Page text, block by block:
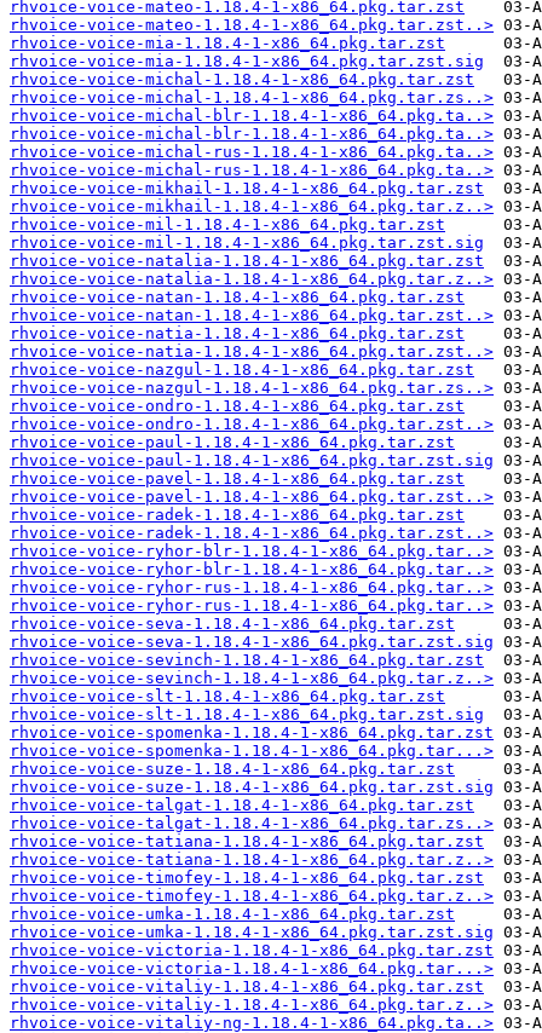
rhvoice-voice-mateo-1.18.4-1-x86_64.pkg.tar.zst
rhvoice-voice-mateo-1.18.4-1-x86_64.pkg.tar.zst..>
rhvoice-voice-mia-1.18.4-1-x86_64.pkg.tar.zst
rhvoice-voice-mia-1.18.4-1-x86_64.pkg.tar.zst.sig
rhvoice-voice-michal-1.18.4-1-x86_64.pkg.tar.zst
rhvoice-voice-michal-1.18.4-1-x86_64.pkg.tar.zs..>
rhvoice-voice-michal-blr-1.18.4-1-x86_64.pkg.ta..>
rhvoice-voice-michal-blr-1.18.4-1-x86_64.pkg.ta..>
rhvoice-voice-michal-rus-1.18.4-1-x86_64.pkg.ta..>
rhvoice-voice-michal-rus-1.18.4-1-x86_64.pkg.ta..>
rhvoice-voice-mikhail-1.18.4-1-x86_64.pkg.tar.zst
rhvoice-voice-mikhail-1.18.4-1-x86_64.pkg.tar.z..>
rhvoice-voice-mil-1.18.4-1-x86_64.pkg.tar.zst
rhvoice-voice-mil-1.18.4-1-x86_64.pkg.tar.zst.sig
rhvoice-voice-natalia-1.18.4-1-x86_64.pkg.tar.zst
rhvoice-voice-natalia-1.18.4-1-x86_64.pkg.tar.z..>
rhvoice-voice-natan-1.18.4-1-x86_64.pkg.tar.zst
rhvoice-voice-natan-1.18.4-1-x86_64.pkg.tar.zst..>
rhvoice-voice-natia-1.18.4-1-x86_64.pkg.tar.zst
rhvoice-voice-natia-1.18.4-1-x86_64.pkg.tar.zst..>
rhvoice-voice-nazgul-1.18.4-1-x86_64.pkg.tar.zst
rhvoice-voice-nazgul-1.18.4-1-x86_64.pkg.tar.zs..>
rhvoice-voice-ondro-1.18.4-1-x86_64.pkg.tar.zst
rhvoice-voice-ondro-1.18.4-1-x86_64.pkg.tar.zst..>
rhvoice-voice-paul-1.18.4-1-x86_64.pkg.tar.zst
rhvoice-voice-paul-1.18.4-1-x86_64.pkg.tar.zst.sig
rhvoice-voice-pavel-1.18.4-1-x86_64.pkg.tar.zst
rhvoice-voice-pavel-1.18.4-1-x86_64.pkg.tar.zst..>
rhvoice-voice-radek-1.18.4-1-x86_64.pkg.tar.zst
rhvoice-voice-radek-1.18.4-1-x86_64.pkg.tar.zst..>
rhvoice-voice-ryhor-blr-1.18.4-1-x86_64.pkg.tar..>
rhvoice-voice-ryhor-blr-1.18.4-1-x86_64.pkg.tar..>
rhvoice-voice-ryhor-rus-1.18.4-1-x86_64.pkg.tar..>
rhvoice-voice-ryhor-rus-1.18.4-1-x86_64.pkg.tar..>
rhvoice-voice-seva-1.18.4-1-x86_64.pkg.tar.zst
rhvoice-voice-seva-1.18.4-1-x86_64.pkg.tar.zst.sig
rhvoice-voice-sevinch-1.18.4-1-x86_64.pkg.tar.zst
rhvoice-voice-sevinch-1.18.4-1-x86_64.pkg.tar.z..>
rhvoice-voice-slt-1.18.4-1-x86_64.pkg.tar.zst
rhvoice-voice-slt-1.18.4-1-x86_64.pkg.tar.zst.sig
rhvoice-voice-spomenka-1.18.4-1-x86_64.pkg.tar.zst
rhvoice-voice-spomenka-1.18.4-1-x86_64.pkg.tar...>
rhvoice-voice-suze-1.18.4-1-x86_64.pkg.tar.zst
rhvoice-voice-suze-1.18.4-1-x86_64.pkg.tar.zst.sig
rhvoice-voice-talgat-1.18.4-1-x86_64.pkg.tar.zst
rhvoice-voice-talgat-1.18.4-1-x86_64.pkg.tar.zs..>
rhvoice-voice-tatiana-1.18.4-1-x86_64.pkg.tar.zst
rhvoice-voice-tatiana-1.18.4-1-x86_64.pkg.tar.z..>
rhvoice-voice-timofey-1.18.4-1-x86_64.pkg.tar.zst
rhvoice-voice-timofey-1.18.4-1-x86_64.pkg.tar.z..>
rhvoice-voice-umka-1.18.4-1-x86_64.pkg.tar.zst
rhvoice-voice-umka-1.18.4-1-x86_64.pkg.tar.zst.sig
rhvoice-voice-victoria-1.18.4-1-x86_64.pkg.tar.zst
rhvoice-voice-victoria-1.18.4-1-x86_64.pkg.tar...>
rhvoice-voice-vitaliy-1.18.4-1-x86_64.pkg.tar.zst
rhvoice-voice-vitaliy-1.18.4-1-x86_64.pkg.tar.z..>
rhvoice-voice-vitaliy-ng-1.18.4-1-x86_64.pkg.ta..>